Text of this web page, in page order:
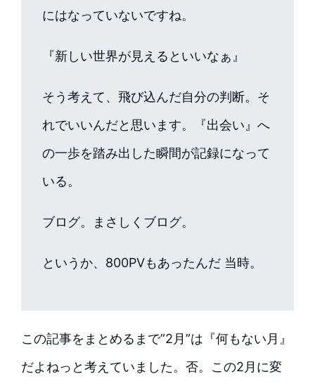
にはなっていないですね。
『新しい世界が見えるといいなぁ』
そう考えて、飛び込んだ自分の判断。そ
れでいいんだと思います。『出会い』へ
の一歩を踏み出した瞬間が記録になって
いる。
ブログ。まさしくブログ。
というか、800PVもあったんだ 当時。
この記事をまとめるまで”2月”は『何もない月』
だよねっと考えていました。否。この2月に変